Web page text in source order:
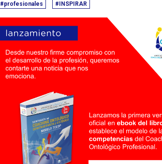
#profesionales #INSPIRAR